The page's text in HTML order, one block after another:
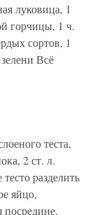
луковица, 1
горчицы, 1 ч.
сортов, 1
Всё
теста,
2 ст. л.
разделить
яйцо,
посредине,